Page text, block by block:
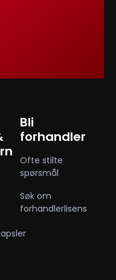
Bli
forhandler
Ofte stilte
spørsmål
Søk om
forhandlerlisens